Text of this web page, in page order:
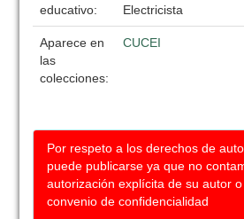
educativo:
Electricista
Aparece en
las
colecciones:
CUCEI
Por respeto a los derechos de
puede publicarse ya que no
autorización explícita de su autor
convenio de confidencialidad